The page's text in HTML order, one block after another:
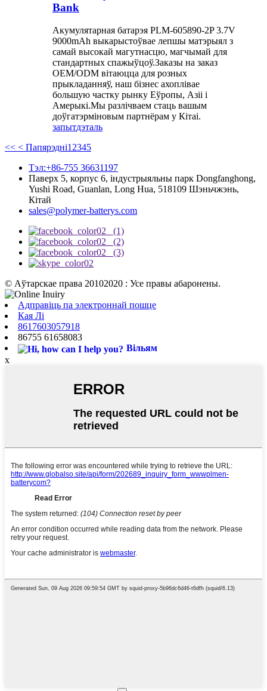
Bank
Акумулятарная батарэя PLM-605890-2P 3.7V
9000mAh выкарыстоўвае лепшы матэрыял з
самай высокай магутнасцю, магчымай для
стандартных спажыўцоў.Заказы на заказ
OEM/ODM вітаюцца для розных
прыкладанняў, наш бізнес ахоплівае
большую частку рынку Еўропы, Азіі і
Амерыкі.Мы разлічваем стаць вашым
доўгатэрміновым партнёрам у Кітаі.
запытдэталь
<< < Папярэдні1 2345
Тэл:+86-755 36631197
Паверх 5, корпус 6, індустрыяльны парк Dongfanghong,
Yushi Road, Guanlan, Long Hua, 518109 Шэньчжэнь,
Кітай
sales@polymer-batterys.com
© Аўтарскае права 20102020 : Усе правы абаронены.
Адправіць па электроннай пошце
Кая Лі
8617603057918
86755 61658083
Вільям
x